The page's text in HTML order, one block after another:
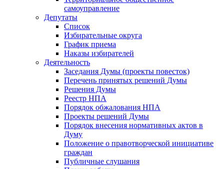
самоуправление
Депутаты
Список
Избирательные округа
График приема
Наказы избирателей
Деятельность
Заседания Думы (проекты повесток)
Перечень принятых решений Думы
Решения Думы
Реестр НПА
Порядок обжалования НПА
Проекты решений Думы
Порядок внесения нормативных актов в
Думу
Положение о правотворческой инициативе
граждан
Публичные слушания